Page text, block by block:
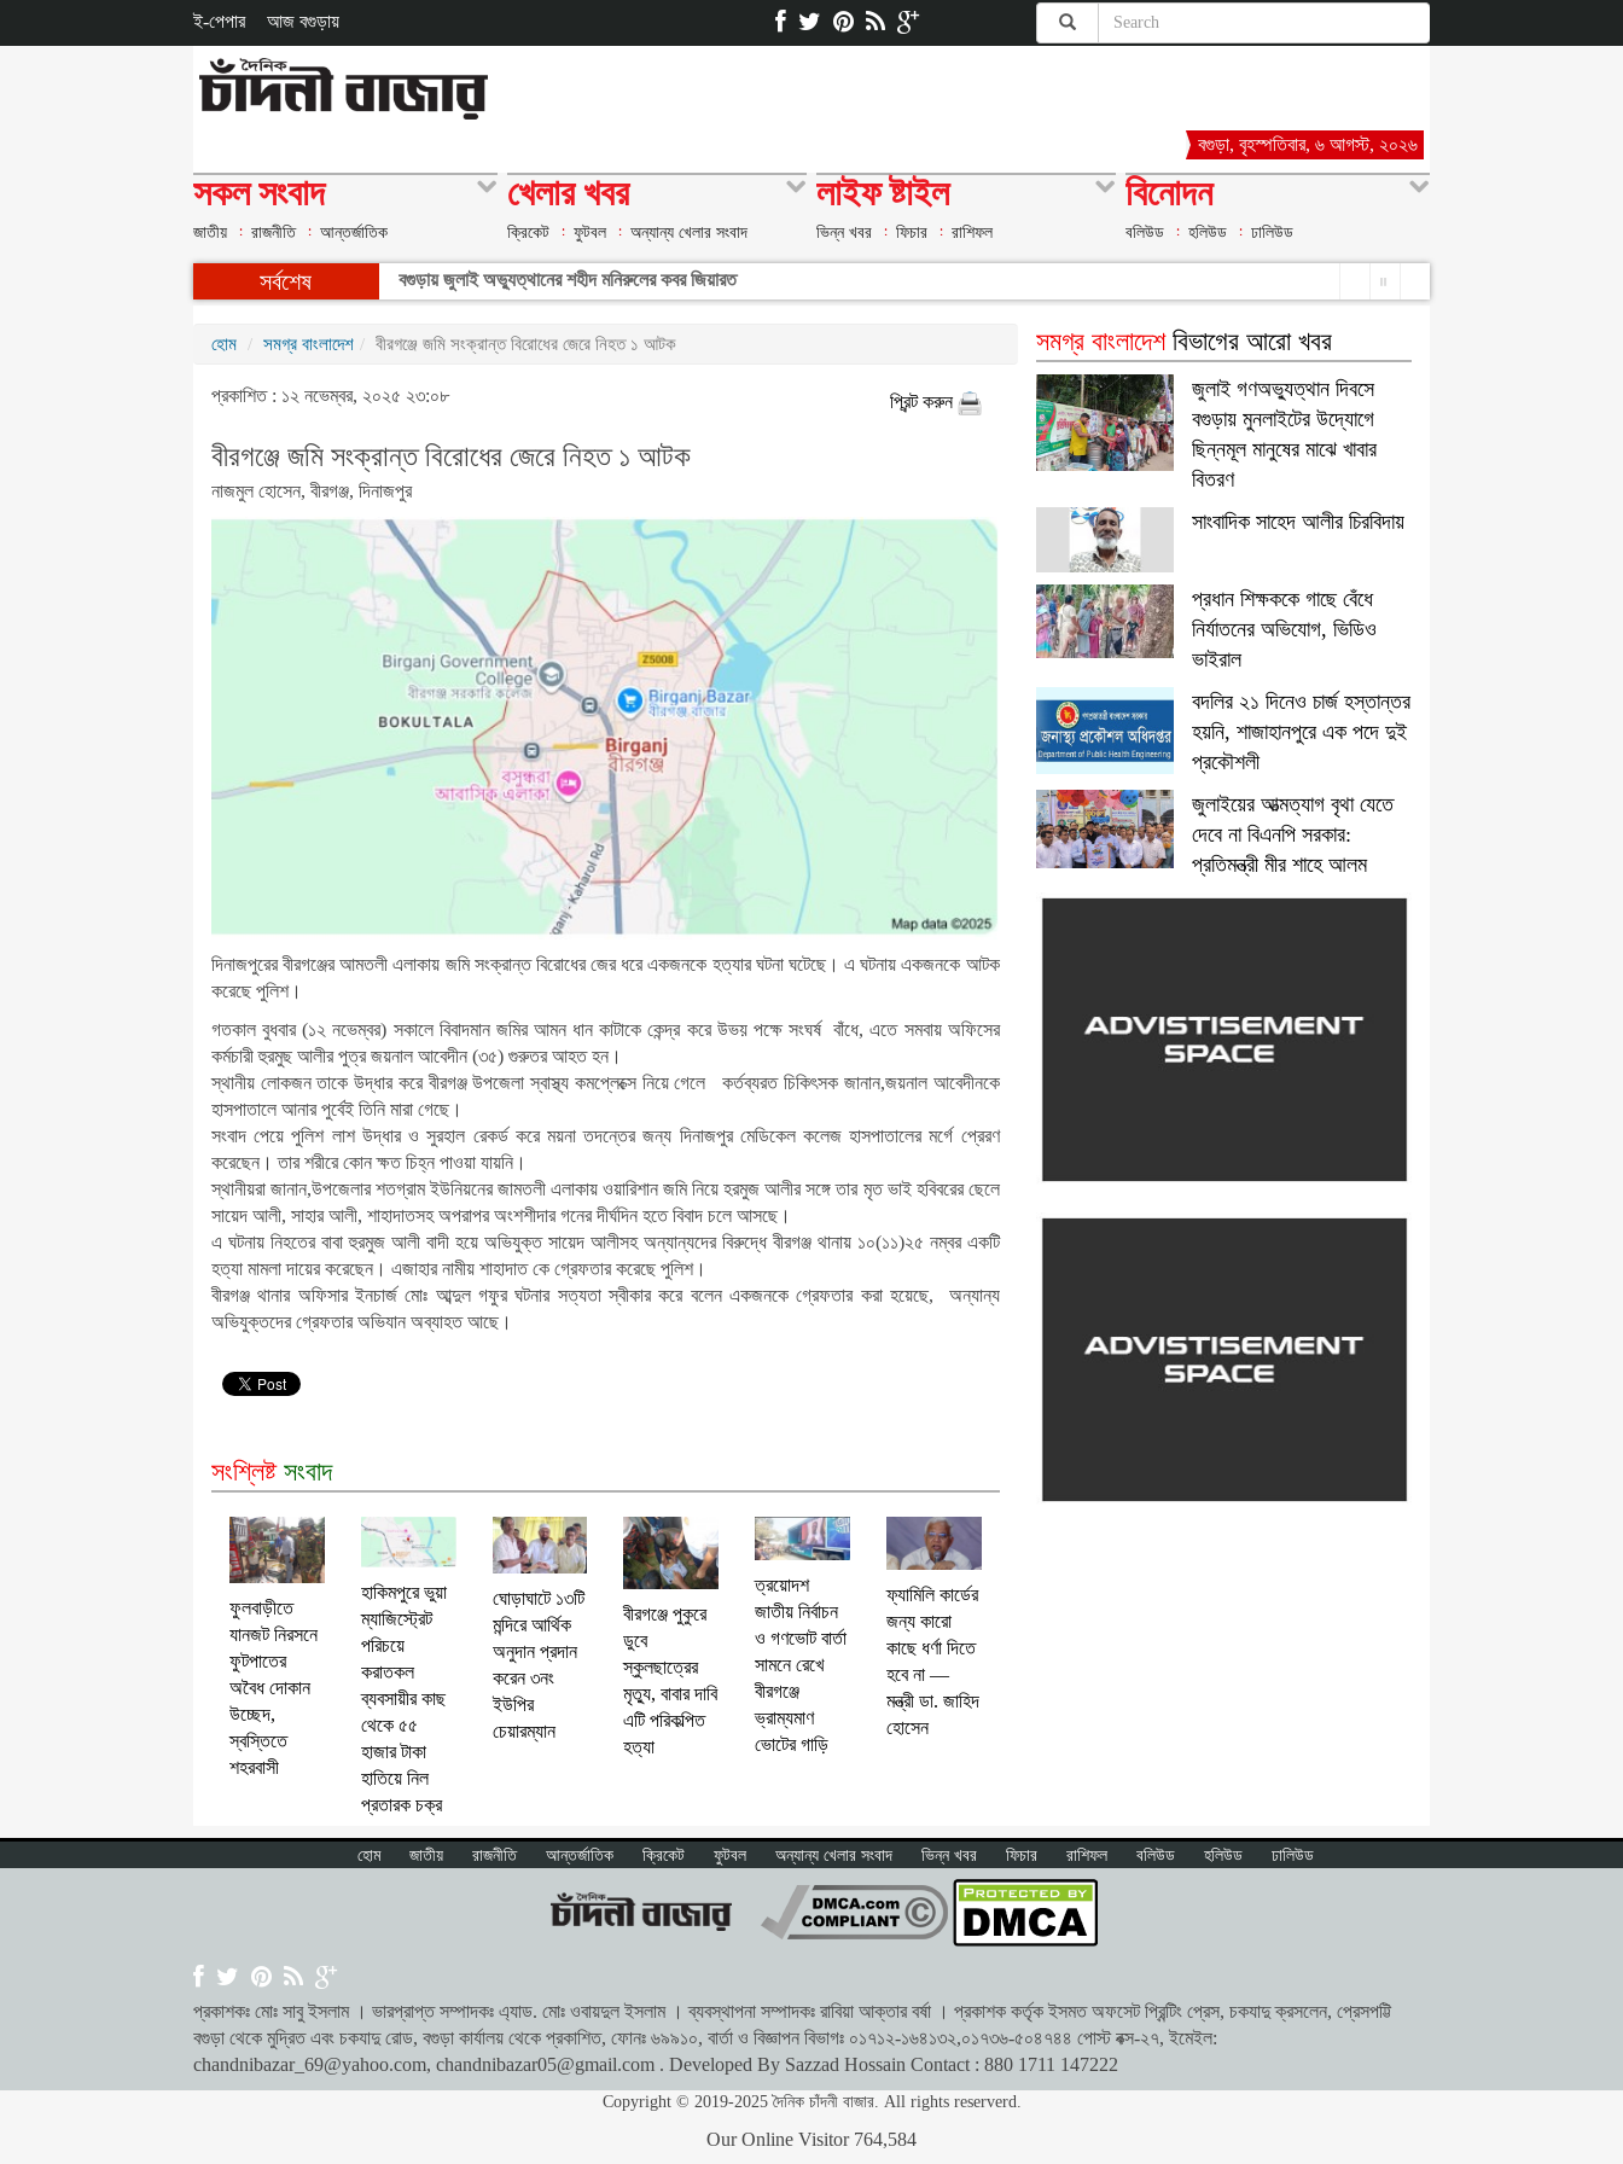
ই-পেপার আজ বগুড়ায়
বগুড়া, বৃহস্পতিবার, ৬ আগস্ট, ২০২৬
সকল সংবাদ
জাতীয় রাজনীতি আন্তর্জাতিক
খেলার খবর
ক্রিকেট ফুটবল অন্যান্য খেলার সংবাদ
লাইফ ষ্টাইল
ভিন্ন খবর ফিচার রাশিফল
বিনোদন
বলিউড হলিউড ঢালিউড
সর্বশেষ বগুড়ায় জুলাই অভ্যুত্থানের শহীদ মনিরুলের কবর জিয়ারত
হোম সমগ্র বাংলাদেশ বীরগঞ্জে জমি সংক্রান্ত বিরোধের জেরে নিহত ১ আটক
প্রকাশিত : ১২ নভেম্বর, ২০২৫ ২৩:০৮ প্রিন্ট করুন
বীরগঞ্জে জমি সংক্রান্ত বিরোধের জেরে নিহত ১ আটক
নাজমুল হোসেন, বীরগঞ্জ, দিনাজপুর
দিনাজপুরের বীরগঞ্জের আমতলী এলাকায় জমি সংক্রান্ত বিরোধের জের ধরে একজনকে হত্যার ঘটনা ঘটেছে। এ ঘটনায় একজনকে আটক
করেছে পুলিশ।
গতকাল বুধবার (১২ নভেম্বর) সকালে বিবাদমান জমির আমন ধান কাটাকে কেন্দ্র করে উভয় পক্ষে সংঘর্ষ বাঁধে, এতে সমবায় অফিসের
কর্মচারী হুরমুছ আলীর পুত্র জয়নাল আবেদীন (৩৫) গুরুতর আহত হন।
স্থানীয় লোকজন তাকে উদ্ধার করে বীরগঞ্জ উপজেলা স্বাস্থ্য কমপ্লেক্সে নিয়ে গেলে কর্তব্যরত চিকিৎসক জানান,জয়নাল আবেদীনকে
হাসপাতালে আনার পুর্বেই তিনি মারা গেছে।
সংবাদ পেয়ে পুলিশ লাশ উদ্ধার ও সুরহাল রেকর্ড করে ময়না তদন্তের জন্য দিনাজপুর মেডিকেল কলেজ হাসপাতালের মর্গে প্রেরণ
করেছেন। তার শরীরে কোন ক্ষত চিহ্ন পাওয়া যায়নি।
স্থানীয়রা জানান,উপজেলার শতগ্রাম ইউনিয়নের জামতলী এলাকায় ওয়ারিশান জমি নিয়ে হরমুজ আলীর সঙ্গে তার মৃত ভাই হবিবরের ছেলে
সায়েদ আলী, সাহার আলী, শাহাদাতসহ অপরাপর অংশশীদার গনের দীর্ঘদিন হতে বিবাদ চলে আসছে।
এ ঘটনায় নিহতের বাবা হুরমুজ আলী বাদী হয়ে অভিযুক্ত সায়েদ আলীসহ অন্যান্যদের বিরুদ্ধে বীরগঞ্জ থানায় ১০(১১)২৫ নম্বর একটি
হত্যা মামলা দায়ের করেছেন। এজাহার নামীয় শাহাদাত কে গ্রেফতার করেছে পুলিশ।
বীরগঞ্জ থানার অফিসার ইনচার্জ মোঃ আব্দুল গফুর ঘটনার সত্যতা স্বীকার করে বলেন একজনকে গ্রেফতার করা হয়েছে, অন্যান্য
অভিযুক্তদের গ্রেফতার অভিযান অব্যাহত আছে।
সংশ্লিষ্ট সংবাদ
ফুলবাড়ীতে
যানজট নিরসনে
ফুটপাতের
অবৈধ দোকান
উচ্ছেদ,
স্বস্তিতে
শহরবাসী
হাকিমপুরে ভুয়া
ম্যাজিস্ট্রেট
পরিচয়ে
করাতকল
ব্যবসায়ীর কাছ
থেকে ৫৫
হাজার টাকা
হাতিয়ে নিল
প্রতারক চক্র
ঘোড়াঘাটে ১৩টি
মন্দিরে আর্থিক
অনুদান প্রদান
করেন ৩নং
ইউপির
চেয়ারম্যান
বীরগঞ্জে পুকুরে
ডুবে
স্কুলছাত্রের
মৃত্যু, বাবার দাবি
এটি পরিকল্পিত
হত্যা
ত্রয়োদশ
জাতীয় নির্বাচন
ও গণভোট বার্তা
সামনে রেখে
বীরগঞ্জে
ভ্রাম্যমাণ
ভোটের গাড়ি
ফ্যামিলি কার্ডের
জন্য কারো
কাছে ধর্ণা দিতে
হবে না —
মন্ত্রী ডা. জাহিদ
হোসেন
সমগ্র বাংলাদেশবিভাগের আরো খবর
জুলাই গণঅভ্যুত্থান দিবসে
বগুড়ায় মুনলাইটের উদ্যোগে
ছিন্নমূল মানুষের মাঝে খাবার
বিতরণ
সাংবাদিক সাহেদ আলীর চিরবিদায়
প্রধান শিক্ষককে গাছে বেঁধে
নির্যাতনের অভিযোগ, ভিডিও
ভাইরাল
বদলির ২১ দিনেও চার্জ হস্তান্তর
হয়নি, শাজাহানপুরে এক পদে দুই
প্রকৌশলী
জুলাইয়ের আত্মত্যাগ বৃথা যেতে
দেবে না বিএনপি সরকার:
প্রতিমন্ত্রী মীর শাহে আলম
হোম জাতীয় রাজনীতি আন্তর্জাতিক ক্রিকেট ফুটবল অন্যান্য খেলার সংবাদ ভিন্ন খবর ফিচার রাশিফল বলিউড হলিউড ঢালিউড
প্রকাশকঃ মোঃ সাবু ইসলাম । ভারপ্রাপ্ত সম্পাদকঃ এ্যাড. মোঃ ওবায়দুল ইসলাম । ব্যবস্থাপনা সম্পাদকঃ রাবিয়া আক্তার বর্ষা । প্রকাশক কর্তৃক ইসমত অফসেট প্রিন্টিং প্রেস, চকযাদু ক্রসলেন, প্রেসপট্টি
বগুড়া থেকে মুদ্রিত এবং চকযাদু রোড, বগুড়া কার্যালয় থেকে প্রকাশিত, ফোনঃ ৬৯৯১০, বার্তা ও বিজ্ঞাপন বিভাগঃ ০১৭১২-১৬৪১৩২,০১৭৩৬-৫০৪৭৪৪ পোস্ট বক্স-২৭, ইমেইল:
chandnibazar_69@yahoo.com, chandnibazar05@gmail.com . Developed By Sazzad Hossain Contact : 880 1711 147222
Copyright © 2019-2025 দৈনিক চাঁদনী বাজার. All rights reserverd.
Our Online Visitor 764,584